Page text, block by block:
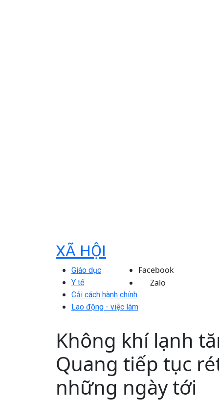
XÃ HỘI
Giáo dục
Y tế
Cải cách hành chính
Lao động - việc làm
Facebook
Zalo
Không khí lạnh
Quang tiếp tục
những ngày tới